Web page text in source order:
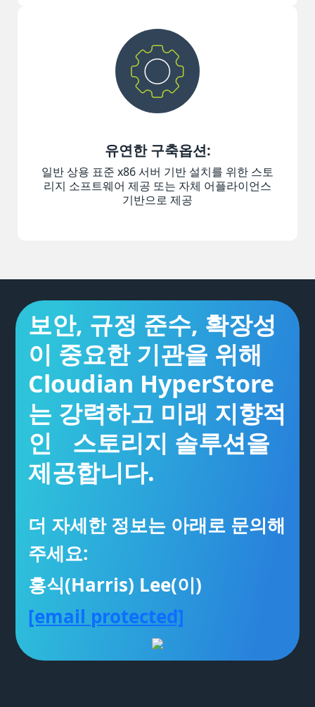
유연한 구축옵션:
일반 상용 표준 x86 서버 기반 설치를 위한 스토
리지 소프트웨어 제공 또는 자체 어플라이언스
기반으로 제공
보안, 규정 준수, 확장성
이 중요한 기관을 위해
Cloudian HyperStore
는 강력하고 미래 지향적
인 스토리지 솔루션을
제공합니다.
더 자세한 정보는 아래로 문의해
주세요:
홍식(Harris) Lee(이)
[email protected]